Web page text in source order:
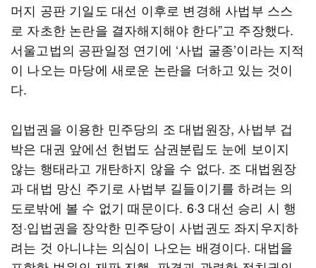
머지 공판 기일도 대선 이후로 변경해 사법부 스스
로 자초한 논란을 결자해지해야 한다”고 주장했다.
서울고법의 공판일정 연기에 ‘사법 굴종’이라는 지적
이 나오는 마당에 새로운 논란을 더하고 있는 것이
다.
입법권을 이용한 민주당의 조 대법원장, 사법부 겁
박은 대권 앞에선 헌법도 삼권분립도 눈에 보이지
않는 행태라고 개탄하지 않을 수 없다. 조 대법원장
과 대법 망신 주기로 사법부 길들이기를 하려는 의
도로밖에 볼 수 없기 때문이다. 6·3 대선 승리 시 행
정·입법권을 장악한 민주당이 사법권도 좌지우지하
려는 것 아니냐는 의심이 나오는 배경이다. 대법을